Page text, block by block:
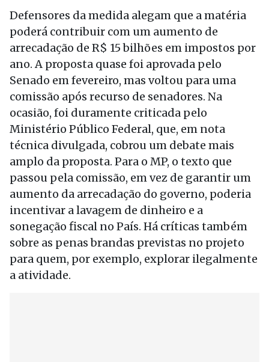
Defensores da medida alegam que a matéria
poderá contribuir com um aumento de
arrecadação de R$ 15 bilhões em impostos por
ano. A proposta quase foi aprovada pelo
Senado em fevereiro, mas voltou para uma
comissão após recurso de senadores. Na
ocasião, foi duramente criticada pelo
Ministério Público Federal, que, em nota
técnica divulgada, cobrou um debate mais
amplo da proposta. Para o MP, o texto que
passou pela comissão, em vez de garantir um
aumento da arrecadação do governo, poderia
incentivar a lavagem de dinheiro e a
sonegação fiscal no País. Há críticas também
sobre as penas brandas previstas no projeto
para quem, por exemplo, explorar ilegalmente
a atividade.